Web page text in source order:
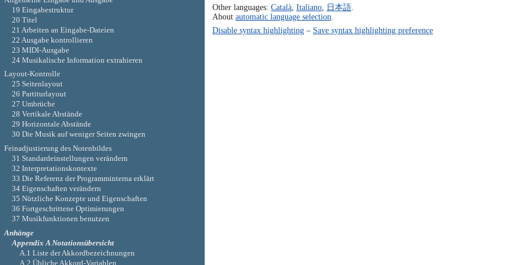
Other languages: Català, Italiano, 日本語.
About automatic language selection.
Disable syntax highlighting– Save syntax highlighting preference
19 Eingabestruktur
20 Titel
21 Arbeiten an Eingabe-Dateien
22 Ausgabe kontrollieren
23 MIDI-Ausgabe
24 Musikalische Information extrahieren
Layout-Kontrolle
25 Seitenlayout
26 Partiturlayout
27 Umbrüche
28 Vertikale Abstände
29 Horizontale Abstände
30 Die Musik auf weniger Seiten zwingen
Feinadjustierung des Notenbildes
31 Standardeinstellungen verändern
32 Interpretationskontexte
33 Die Referenz der Programminterna erklärt
34 Eigenschaften verändern
35 Nützliche Konzepte und Eigenschaften
36 Fortgeschrittene Optimierungen
37 Musikfunktionen benutzen
Anhänge
Appendix A Notationsübersicht
A.1 Liste der Akkordbezeichnungen
A.2 Übliche Akkord-Variablen